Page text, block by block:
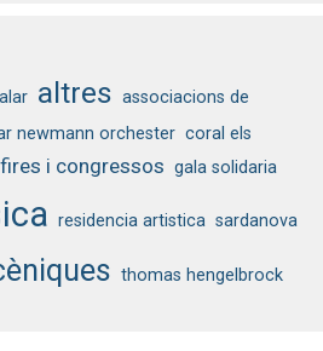
altres associacions de
newmann orchester coral els
fires i congressos gala solidaria
residencia artistica sardanova
thomas hengelbrock